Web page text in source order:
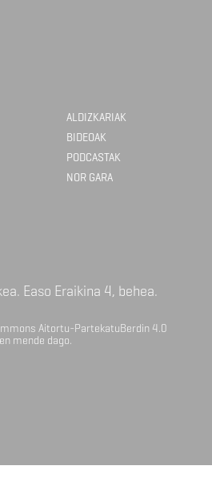
ALDIZKARIAK
BIDEOAK
PODCASTAK
NOR GARA
Easo Eraikina 4, behea.
Aitortu-PartekatuBerdin 4.0
mende dago.